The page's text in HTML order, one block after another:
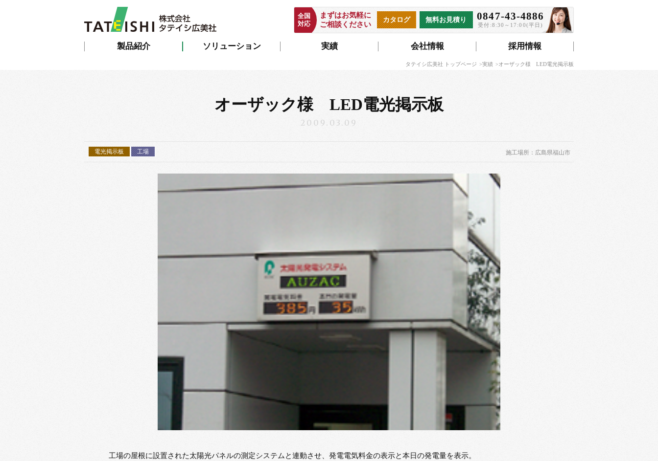
製品紹介 ソリューション 実績 会社情報 採用情報
0847-43-4886
受付:8:30～17:00(平日)
無料お見積り
カタログ
まずはお気軽に
ご相談ください
全国
対応
タテイシ広美社 トップページ 実績 オーザック様 LED電光掲示板
オーザック様 LED電光掲示板
2009.03.09
電光掲示板 工場 施工場所：広島県福山市
工場の屋根に設置された太陽光パネルの測定システムと連動させ、発電電気料金の表示と本日の発電量を表示。